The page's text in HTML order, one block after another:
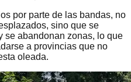
por parte de las bandas, no
sino que se
se abandonan zonas, lo que
a provincias que no
oleada.